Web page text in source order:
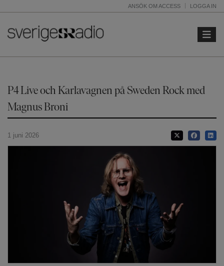
ANSÖK OM ACCESS LOGGA IN
Toggle
P4 Live och Karlavagnen på Sweden Rock med
Magnus Broni
1 juni 2026